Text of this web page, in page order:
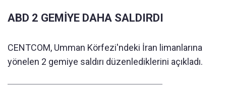
ABD 2 GEMİYE DAHA SALDIRDI
CENTCOM, Umman Körfezi'ndeki İran limanlarına
yönelen 2 gemiye saldırı düzenlediklerini açıkladı.